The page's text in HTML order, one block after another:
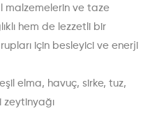
malzemelerin ve taze
hem de lezzetli bir
için besleyici ve enerji
elma, havuç, sirke, tuz,
zeytinyağı